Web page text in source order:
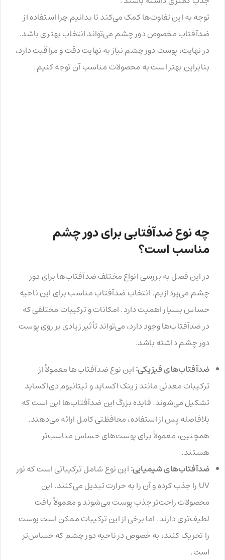
توجه به این تفاوت‌ها کمک می‌کند تا بدانیم چرا استفاده از
ضدآفتاب مخصوص دور چشم می‌تواند انتخاب بهتری باشد.
در نهایت، پوست دور چشم نیاز به نهایت دقت و مراقبت دارد،
بنابراین بهتر است به محصولات مناسب آن توجه کنیم.
چه نوع ضدآفتابی برای دور چشم
مناسب است؟
در این فصل به بررسی انواع مختلف ضدآفتاب‌ها برای دور
چشم می‌پردازیم. انتخاب ضدآفتاب مناسب برای این ناحیه
حساس بسیار اهمیت دارد. امکانات و ترکیبات مختلفی که
در ضدآفتاب‌ها وجود دارد، می‌تواند تأثیر زیادی بر روی پوست
دور چشم داشته باشد.
ضدآفتاب‌های فیزیکی:این نوع ضدآفتاب‌ها معمولاً از
ترکیبات معدنی مانند زینک اکساید و تیتانیوم دی‌اکساید
تشکیل می‌شوند. فایده بزرگ این ضدآفتاب‌ها این است که
بلافاصله پس از استفاده، محافظتی کامل ارائه می‌دهند.
همچنین، معمولاً برای پوست‌های حساس مناسب‌تر
هستند.
ضدآفتاب‌های شیمیایی:این نوع شامل ترکیباتی است که نور
UV را جذب کرده و آن را به حرارت تبدیل می‌کنند. این
محصولات راحت‌تر جذب پوست می‌شوند و معمولاً بافت
لطیف‌تری دارند. اما برخی از این ترکیبات ممکن است پوست
را تحریک کنند، به خصوص در ناحیه دور چشم که حساس‌تر
است.